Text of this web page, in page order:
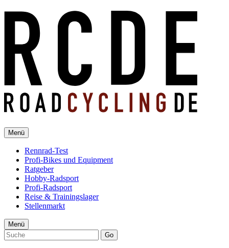
Menü
Rennrad-Test
Profi-Bikes und Equipment
Ratgeber
Hobby-Radsport
Profi-Radsport
Reise & Trainingslager
Stellenmarkt
Menü
Go